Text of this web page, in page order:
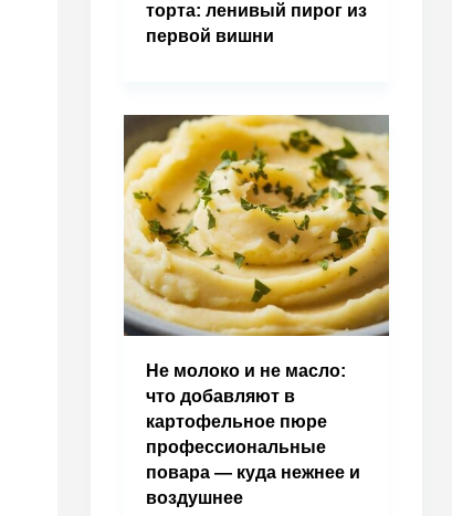
торта: ленивый пирог из
первой вишни
Не молоко и не масло:
что добавляют в
картофельное пюре
профессиональные
повара — куда нежнее и
воздушнее